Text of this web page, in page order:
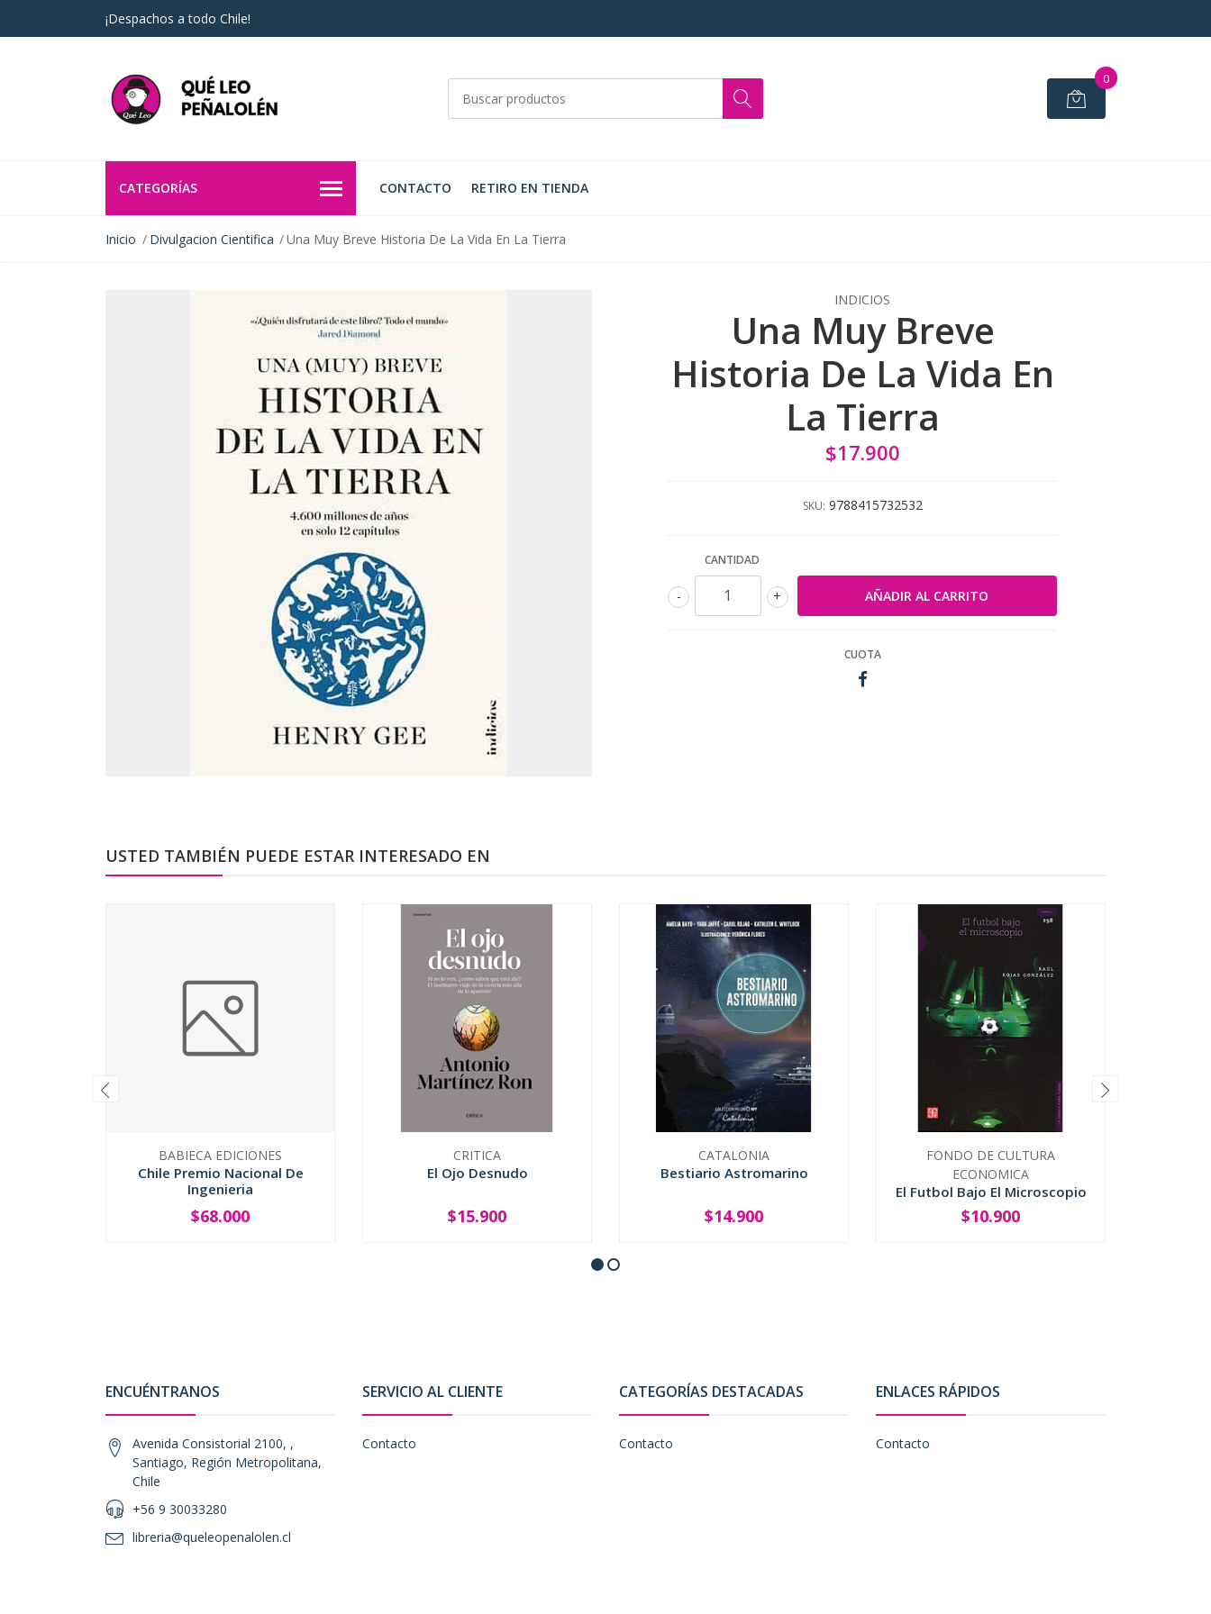
¡Despachos a todo Chile!
0
CATEGORÍAS CONTACTO RETIRO EN TIENDA
Inicio Divulgacion Cientifica Una Muy Breve Historia De La Vida En La Tierra
INDICIOS
Una Muy Breve
Historia De La Vida En
La Tierra
$17.900
SKU: 9788415732532
CANTIDAD
+
-
CUOTA
USTED TAMBIÉN PUEDE ESTAR INTERESADO EN
BABIECA EDICIONES
Chile Premio Nacional De
Ingenieria
+
$68.000
CRITICA
El Ojo Desnudo
+
$15.900
CATALONIA
Bestiario Astromarino
+
$14.900
FONDO DE CULTURA
ECONOMICA
El Futbol Bajo El Microscopio
+
$10.900
ENCUÉNTRANOS
Avenida Consistorial 2100, ,
Santiago, Región Metropolitana,
Chile
+56 9 30033280
libreria@queleopenalolen.cl
SERVICIO AL CLIENTE
Contacto
CATEGORÍAS DESTACADAS
Contacto
ENLACES RÁPIDOS
Contacto